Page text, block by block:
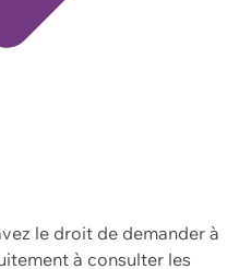
le droit de demander à
à consulter les